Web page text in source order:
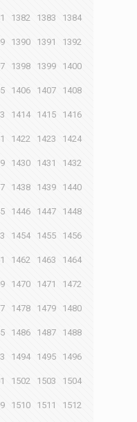
1382 1383 1384
1390 1391 1392
1398 1399 1400
1406 1407 1408
1414 1415 1416
1422 1423 1424
1430 1431 1432
1438 1439 1440
1446 1447 1448
1454 1455 1456
1462 1463 1464
1470 1471 1472
1478 1479 1480
1486 1487 1488
1494 1495 1496
1502 1503 1504
1510 1511 1512